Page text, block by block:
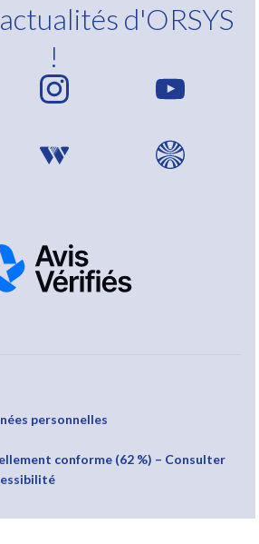
d'ORSYS
!
personnelles
conforme (62 %) – Consulter